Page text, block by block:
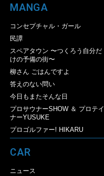
MANGA
コンセプチャル・ガール
民譚
スペアタウン 〜つくろう自分だ
けの予備の街〜
柳さん ごはんですよ
答えのない問い
今日もまたそんな日
プロサウナーSHOW ＆ プロテイ
ナーYUSUKE
プロゴルファー! HIKARU
CAR
ニュース